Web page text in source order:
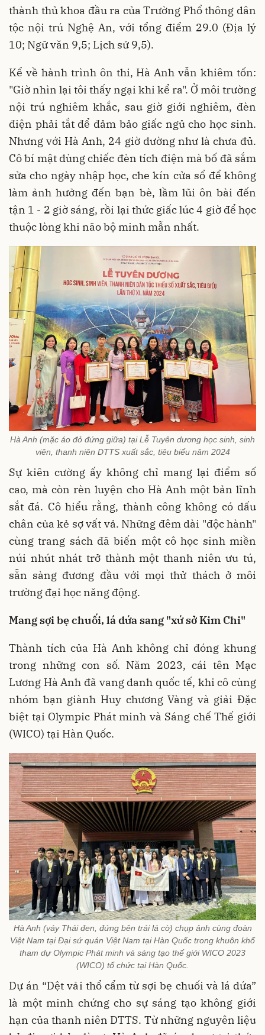
thành thủ khoa đầu ra của Trường Phổ thông dân
tộc nội trú Nghệ An, với tổng điểm 29.0 (Địa lý
10; Ngữ văn 9,5; Lịch sử 9,5).
Kể về hành trình ôn thi, Hà Anh vẫn khiêm tốn:
"Giờ nhìn lại tôi thấy ngại khi kể ra". Ở môi trường
nội trú nghiêm khắc, sau giờ giới nghiêm, đèn
điện phải tắt để đảm bảo giấc ngủ cho học sinh.
Nhưng với Hà Anh, 24 giờ dường như là chưa đủ.
Cô bí mật dùng chiếc đèn tích điện mà bố đã sắm
sửa cho ngày nhập học, che kín cửa sổ để không
làm ảnh hưởng đến bạn bè, lầm lũi ôn bài đến
tận 1 - 2 giờ sáng, rồi lại thức giấc lúc 4 giờ để học
thuộc lòng khi não bộ minh mẫn nhất.
Hà Anh (mặc áo đỏ đứng giữa) tại Lễ Tuyên dương học sinh, sinh
viên, thanh niên DTTS xuất sắc, tiêu biểu năm 2024
Sự kiên cường ấy không chỉ mang lại điểm số
cao, mà còn rèn luyện cho Hà Anh một bản lĩnh
sắt đá. Cô hiểu rằng, thành công không có dấu
chân của kẻ sợ vất vả. Những đêm dài "độc hành"
cùng trang sách đã biến một cô học sinh miền
núi nhút nhát trở thành một thanh niên ưu tú,
sẵn sàng đương đầu với mọi thử thách ở môi
trường đại học năng động.
Mang sợi bẹ chuối, lá dứa sang "xứ sở Kim Chi"
Thành tích của Hà Anh không chỉ đóng khung
trong những con số. Năm 2023, cái tên Mạc
Lương Hà Anh đã vang danh quốc tế, khi cô cùng
nhóm bạn giành Huy chương Vàng và giải Đặc
biệt tại Olympic Phát minh và Sáng chế Thế giới
(WICO) tại Hàn Quốc.
Hà Anh (váy Thái đen, đứng bên trái lá cờ) chụp ảnh cùng đoàn
Việt Nam tại Đại sứ quán Việt Nam tại Hàn Quốc trong khuôn khổ
tham dự Olympic Phát minh và sáng tạo thế giới WICO 2023
(WICO) tổ chức tại Hàn Quốc.
Dự án “Dệt vải thổ cẩm từ sợi bẹ chuối và lá dứa”
là một minh chứng cho sự sáng tạo không giới
hạn của thanh niên DTTS. Từ những nguyên liệu